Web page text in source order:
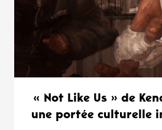
« Not Like Us » de
une portée culturelle